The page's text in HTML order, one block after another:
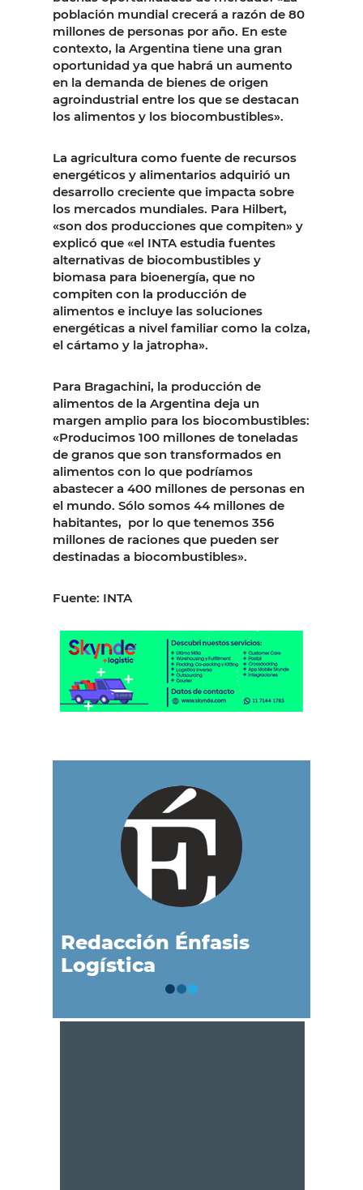
población mundial crecerá a razón de 80
millones de personas por año. En este
contexto, la Argentina tiene una gran
oportunidad ya que habrá un aumento
en la demanda de bienes de origen
agroindustrial entre los que se destacan
los alimentos y los biocombustibles».
La agricultura como fuente de recursos
energéticos y alimentarios adquirió un
desarrollo creciente que impacta sobre
los mercados mundiales. Para Hilbert,
«son dos producciones que compiten» y
explicó que «el INTA estudia fuentes
alternativas de biocombustibles y
biomasa para bioenergía, que no
compiten con la producción de
alimentos e incluye las soluciones
energéticas a nivel familiar como la colza,
el cártamo y la jatropha».
Para Bragachini, la producción de
alimentos de la Argentina deja un
margen amplio para los biocombustibles:
«Producimos 100 millones de toneladas
de granos que son transformados en
alimentos con lo que podríamos
abastecer a 400 millones de personas en
el mundo. Sólo somos 44 millones de
habitantes, por lo que tenemos 356
millones de raciones que pueden ser
destinadas a biocombustibles».
Fuente: INTA
Redacción Énfasis
Logística